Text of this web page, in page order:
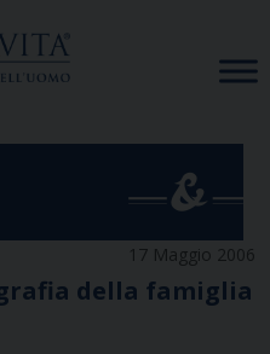
17 Maggio 2006
della famiglia